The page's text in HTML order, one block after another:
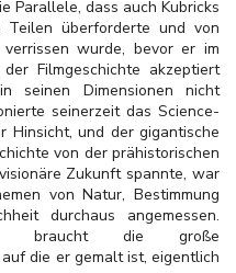
Parallele, dass auch Kubricks
überforderte und von
wurde, bevor er im
Filmgeschichte akzeptiert
seinen Dimensionen nicht
seinerzeit das Science-
Hinsicht, und der gigantische
von der prähistorischen
Zukunft spannte, war
von Natur, Bestimmung
durchaus angemessen.
braucht die große
die er gemalt ist, eigentlich